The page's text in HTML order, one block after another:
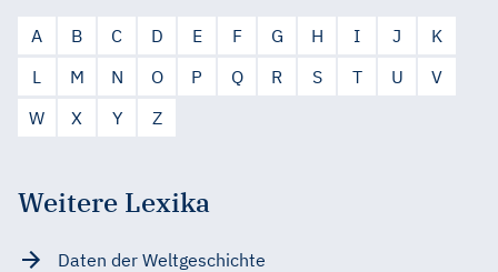
A B C D E F G H I J
K
L
M N O P Q R S T U
V
W
X Y Z
Weitere Lexika
Daten der Weltgeschichte